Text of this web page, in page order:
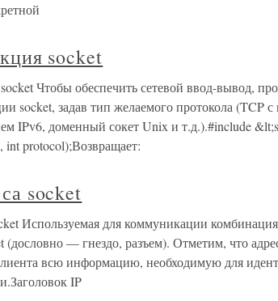
socket
Чтобы обеспечить сетевой ввод-вывод,
socket, задав тип желаемого протокола (TCP
IPv6, доменный сокет Unix и т.д.).#include
int protocol);Возвращает:
socket
Используемая для коммуникации
(дословно — гнездо, разъем). Отметим, что
всю информацию, необходимую для
IP